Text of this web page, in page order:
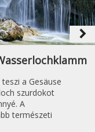
navigate_next
a Gesäuse
szurdokot
A
természeti